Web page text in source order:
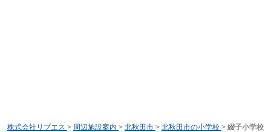
株式会社リブエス > 周辺施設案内 > 北秋田市 > 北秋田市の小学校 > 綴子小学校